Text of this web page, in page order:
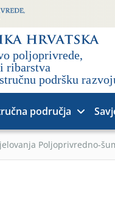
područja
Poljoprivredno-